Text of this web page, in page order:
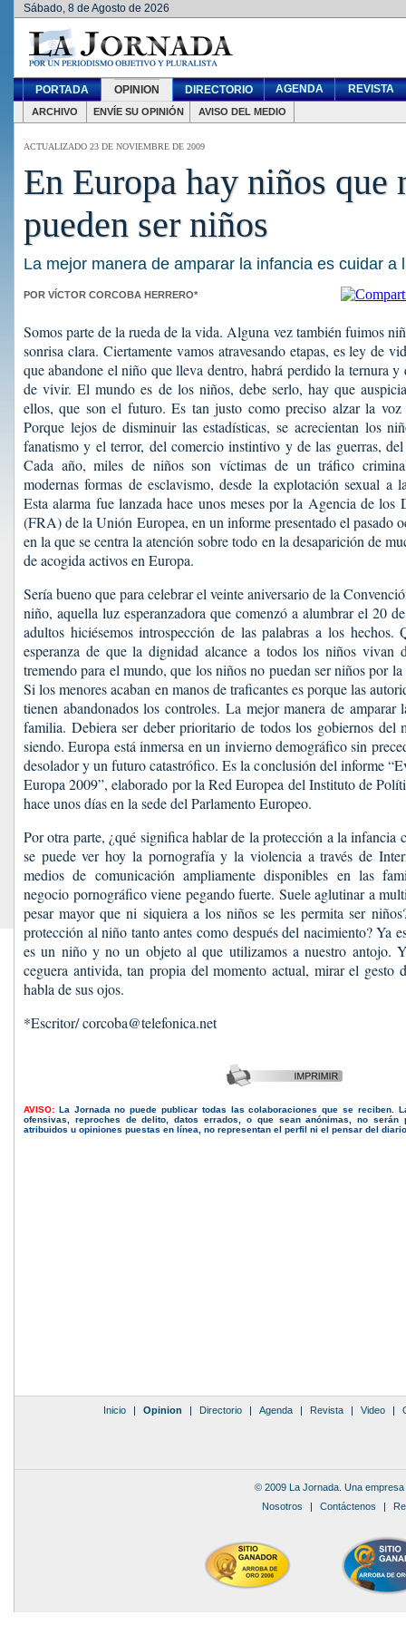
Sábado, 8 de Agosto de 2026
PORTADA OPINION DIRECTORIO AGENDA REVISTA
ARCHIVO ENVÍE SU OPINIÓN AVISO DEL MEDIO
ACTUALIZADO 23 DE NOVIEMBRE DE 2009
En Europa hay niños que
pueden ser niños
La mejor manera de amparar la infancia es cuidar a
POR VÍCTOR CORCOBA HERRERO*
Somos parte de la rueda de la vida. Alguna vez también fuimos
sonrisa clara. Ciertamente vamos atravesando etapas, es ley de
que abandone el niño que lleva dentro, habrá perdido la ternura y
de vivir. El mundo es de los niños, debe serlo, hay que
ellos, que son el futuro. Es tan justo como preciso alzar la
Porque lejos de disminuir las estadísticas, se acrecientan los
fanatismo y el terror, del comercio instintivo y de las guerras,
Cada año, miles de niños son víctimas de un tráfico
modernas formas de esclavismo, desde la explotación sexual a
Esta alarma fue lanzada hace unos meses por la Agencia de los
(FRA) de la Unión Europea, en un informe presentado el pasado
en la que se centra la atención sobre todo en la desaparición de
de acogida activos en Europa.
Sería bueno que para celebrar el veinte aniversario de la
niño, aquella luz esperanzadora que comenzó a alumbrar el 20
adultos hiciésemos introspección de las palabras a los hechos.
esperanza de que la dignidad alcance a todos los niños vivan
tremendo para el mundo, que los niños no puedan ser niños por
Si los menores acaban en manos de traficantes es porque las
tienen abandonados los controles. La mejor manera de
familia. Debiera ser deber prioritario de todos los gobiernos del
siendo. Europa está inmersa en un invierno demográfico sin
desolador y un futuro catastrófico. Es la conclusión del informe
Europa 2009”, elaborado por la Red Europea del Instituto de
hace unos días en la sede del Parlamento Europeo.
Por otra parte, ¿qué significa hablar de la protección a la infancia
se puede ver hoy la pornografía y la violencia a través de
medios de comunicación ampliamente disponibles en las
negocio pornográfico viene pegando fuerte. Suele aglutinar a
pesar mayor que ni siquiera a los niños se les permita ser
protección al niño tanto antes como después del nacimiento? Ya
es un niño y no un objeto al que utilizamos a nuestro antojo.
ceguera antivida, tan propia del momento actual, mirar el gesto
habla de sus ojos.
*Escritor/ corcoba@telefonica.net
AVISO: La Jornada no puede publicar todas las colaboraciones que se reciben.
ofensivas, reproches de delito, datos errados, o que sean anónimas, no serán
atribuidos u opiniones puestas en línea, no representan el perfil ni el pensar del
Inicio | Opinion | Directorio | Agenda | Revista | Video |
© 2009 La Jornada. Una
Nosotros | Contáctenos |